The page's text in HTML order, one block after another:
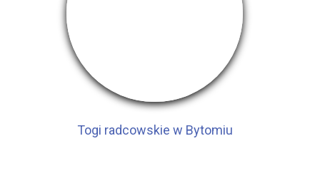
Togi radcowskie w Bytomiu